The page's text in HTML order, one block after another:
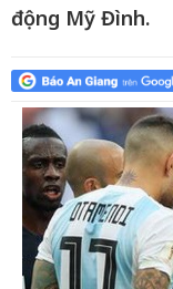
động Mỹ Đình.